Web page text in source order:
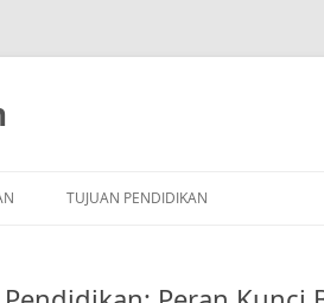
TUJUAN PENDIDIKAN